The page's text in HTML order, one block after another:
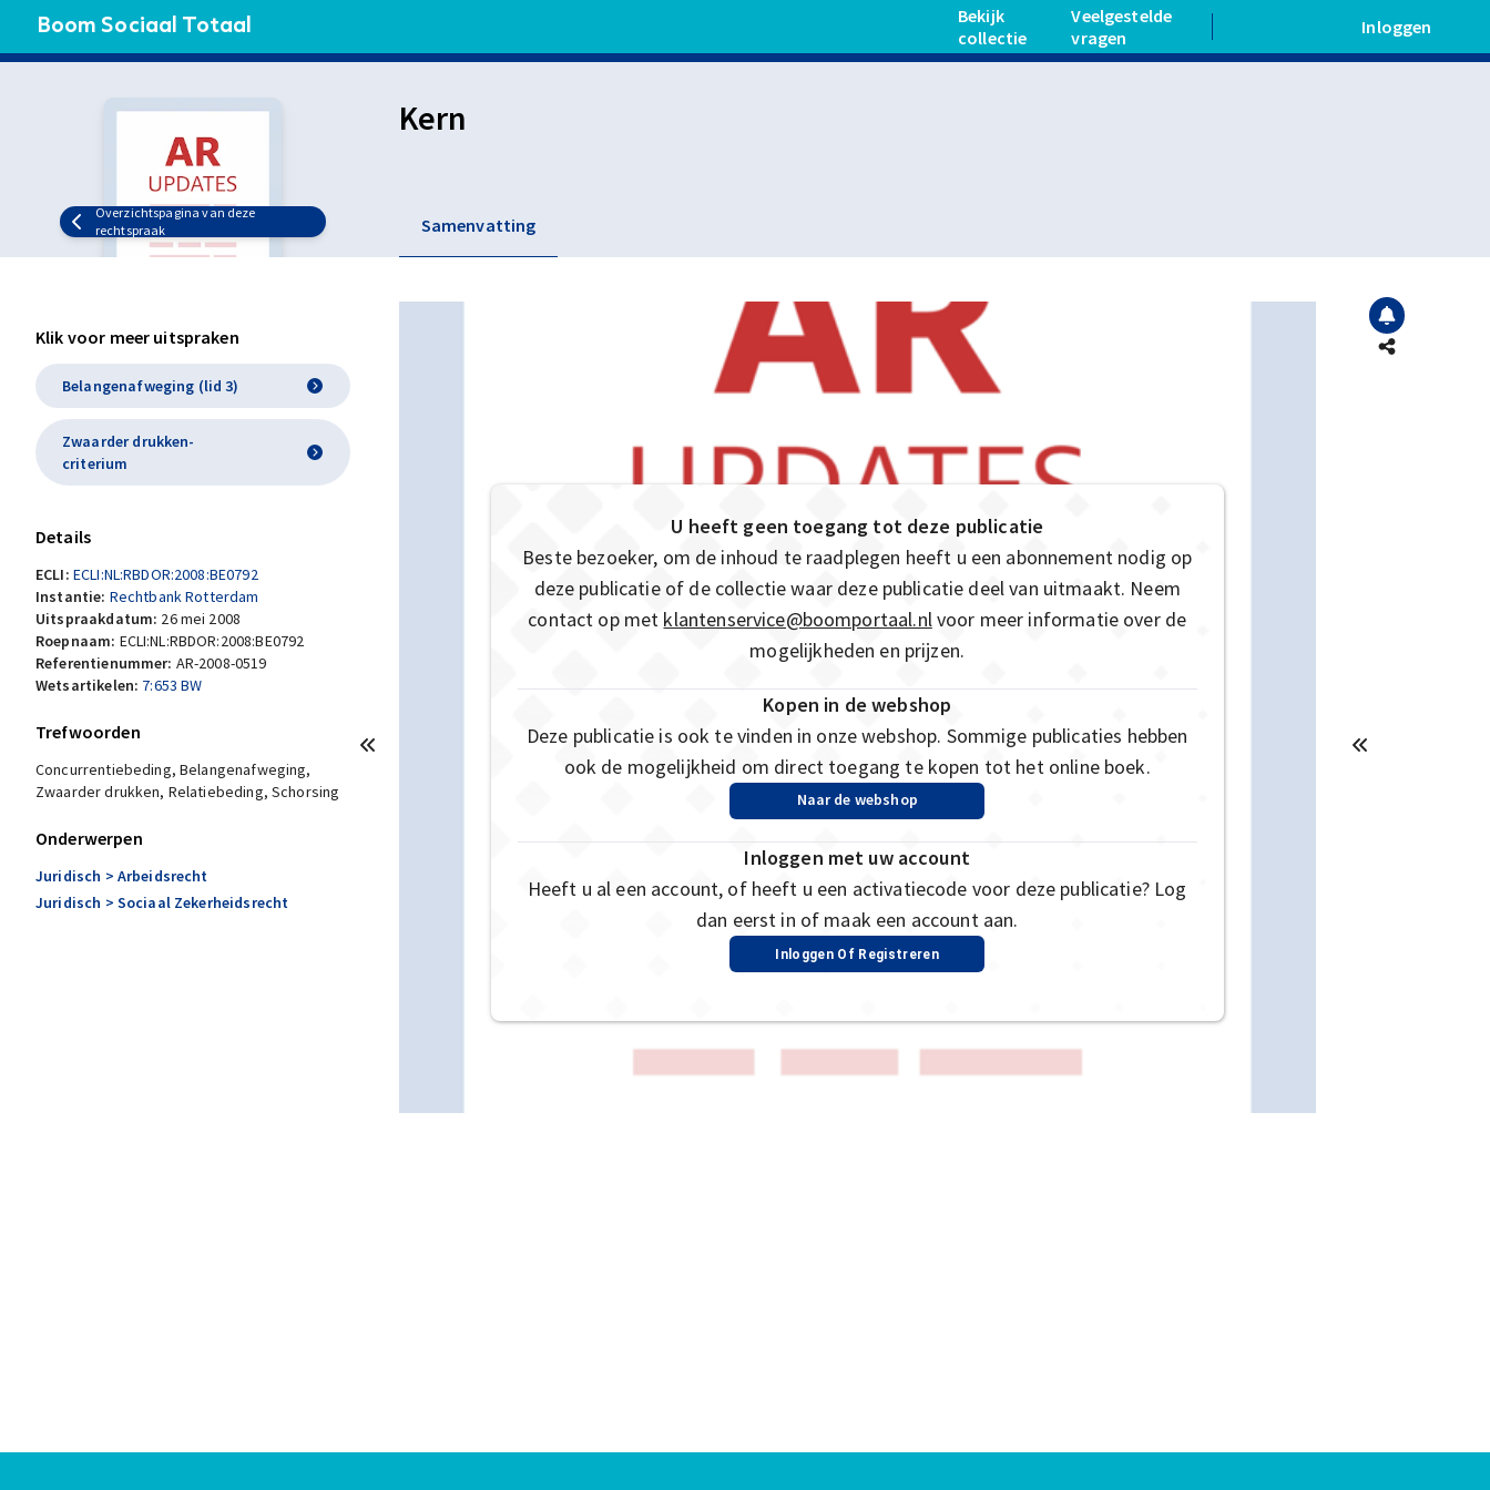
Boom Sociaal Totaal
Bekijk
collectie
Veelgestelde
vragen
Inloggen
Overzichtspagina van deze
rechtspraak
Kern
Samenvatting
Klik voor meer uitspraken
Belangenafweging (lid 3)
Zwaarder drukken-
criterium
Details
ECLI: ECLI:NL:RBDOR:2008:BE0792
Instantie: Rechtbank Rotterdam
Uitspraakdatum: 26 mei 2008
Roepnaam: ECLI:NL:RBDOR:2008:BE0792
Referentienummer: AR-2008-0519
Wetsartikelen: 7:653 BW
Trefwoorden
Concurrentiebeding, Belangenafweging,
Zwaarder drukken, Relatiebeding, Schorsing
Onderwerpen
Juridisch > Arbeidsrecht
Juridisch > Sociaal Zekerheidsrecht
U heeft geen toegang tot deze publicatie
Beste bezoeker, om de inhoud te raadplegen heeft u een abonnement nodig op
deze publicatie of de collectie waar deze publicatie deel van uitmaakt. Neem
contact op met klantenservice@boomportaal.nlvoor meer informatie over de
mogelijkheden en prijzen.
Kopen in de webshop
Deze publicatie is ook te vinden in onze webshop. Sommige publicaties hebben
ook de mogelijkheid om direct toegang te kopen tot het online boek.
Naar de webshop
Inloggen met uw account
Heeft u al een account, of heeft u een activatiecode voor deze publicatie? Log
dan eerst in of maak een account aan.
Inloggen Of Registreren